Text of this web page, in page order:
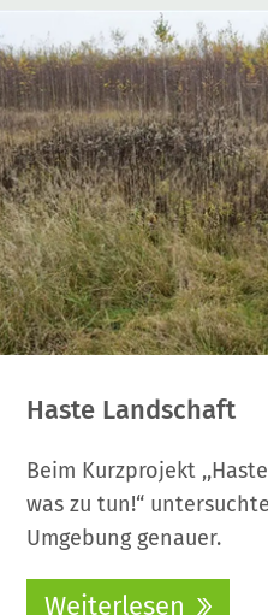
Haste Landschaft
Beim Kurzprojekt
was zu tun!“
Umgebung genauer.
Weiterlesen